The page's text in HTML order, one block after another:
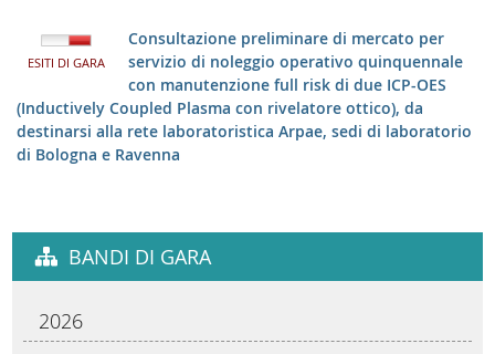
ESITI DI GARA
Consultazione preliminare di mercato per
servizio di noleggio operativo quinquennale
con manutenzione full risk di due ICP-OES
(Inductively Coupled Plasma con rivelatore ottico), da
destinarsi alla rete laboratoristica Arpae, sedi di laboratorio
di Bologna e Ravenna
BANDI DI GARA
2026